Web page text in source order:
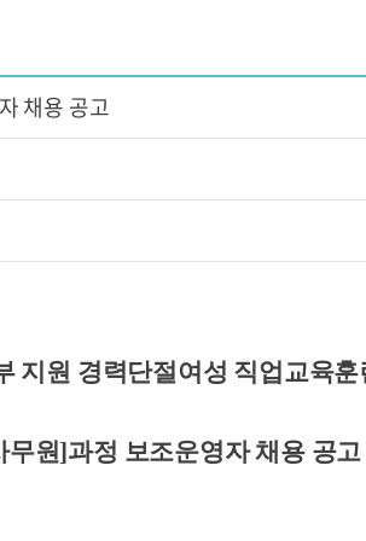
채용 공고
지원 경력단절여성 직업교육훈
무원]과정 보조운영자 채용 공고